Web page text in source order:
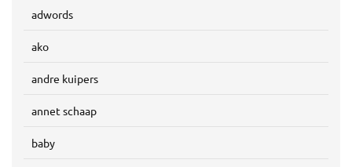
adwords
ako
andre kuipers
annet schaap
baby